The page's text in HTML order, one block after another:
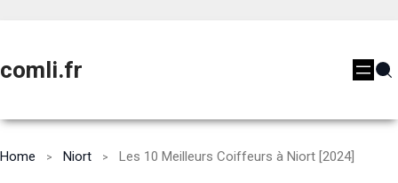
comli.fr
Home Niort Les 10 Meilleurs Coiffeurs à Niort [2024]